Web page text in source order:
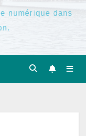
numérique dans